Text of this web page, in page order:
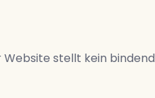
stellt kein